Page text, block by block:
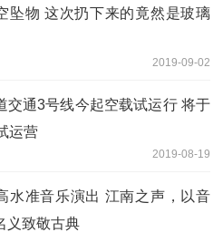
坠物 这次扔下来的竟然是玻璃
2019-09-02
交通3号线今起空载试运行 将于
运营
2019-08-19
水准音乐演出 江南之声，以音
义致敬古典